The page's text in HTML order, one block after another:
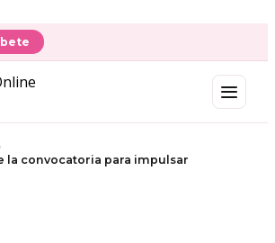
›
la convocatoria para impulsar